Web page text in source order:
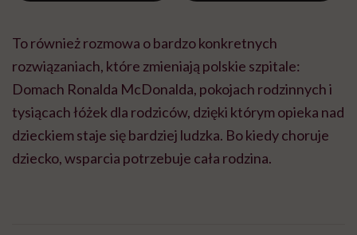
To również rozmowa o bardzo konkretnych
rozwiązaniach, które zmieniają polskie szpitale:
Domach Ronalda McDonalda, pokojach rodzinnych i
tysiącach łóżek dla rodziców, dzięki którym opieka nad
dzieckiem staje się bardziej ludzka. Bo kiedy choruje
dziecko, wsparcia potrzebuje cała rodzina.